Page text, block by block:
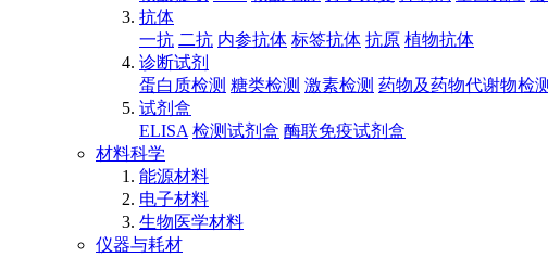
抗体
一抗 二抗 内参抗体 标签抗体 抗原 植物抗体
诊断试剂
蛋白质检测 糖类检测 激素检测 药物及药物代谢物检测
试剂盒
ELISA 检测试剂盒 酶联免疫试剂盒
材料科学
能源材料
电子材料
生物医学材料
仪器与耗材